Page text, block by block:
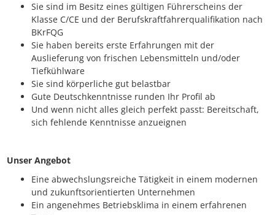
Sie sind im Besitz eines gültigen Führerscheins der
Klasse C/CE und der Berufskraftfahrerqualifikation nach
BKrFQG
Sie haben bereits erste Erfahrungen mit der
Auslieferung von frischen Lebensmitteln und/oder
Tiefkühlware
Sie sind körperliche gut belastbar
Gute Deutschkenntnisse runden Ihr Profil ab
Und wenn nicht alles gleich perfekt passt: Bereitschaft,
sich fehlende Kenntnisse anzueignen
Unser Angebot
Eine abwechslungsreiche Tätigkeit in einem modernen
und zukunftsorientierten Unternehmen
Ein angenehmes Betriebsklima in einem erfahrenen